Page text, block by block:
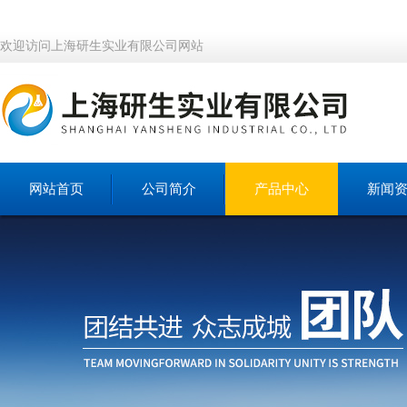
欢迎访问上海研生实业有限公司网站
网站首页 公司简介 产品中心 新闻